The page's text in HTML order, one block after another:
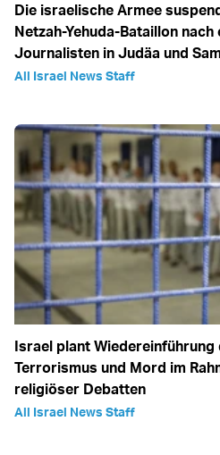
Die israelische Armee
Netzah-Yehuda-Bataillon
Journalisten in Judäa und
All Israel News Staff
Israel plant
Terrorismus und Mord im
religiöser Debatten
All Israel News Staff